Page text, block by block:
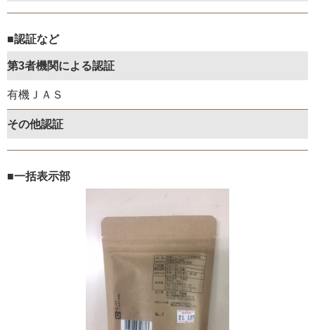
■認証など
第3者機関による認証
有機ＪＡＳ
その他認証
■一括表示部